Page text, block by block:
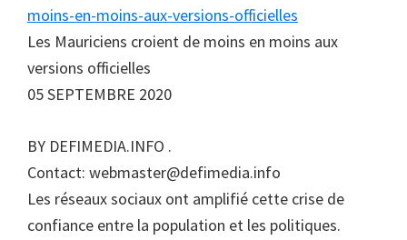
moins-en-moins-aux-versions-officielles
Les Mauriciens croient de moins en moins aux
versions officielles
05 SEPTEMBRE 2020
BY DEFIMEDIA.INFO .
Contact: webmaster@defimedia.info
Les réseaux sociaux ont amplifié cette crise de
confiance entre la population et les politiques.